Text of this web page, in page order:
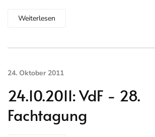
Weiterlesen
24. Oktober 2011
24.10.2011: VdF - 28.
Fachtagung